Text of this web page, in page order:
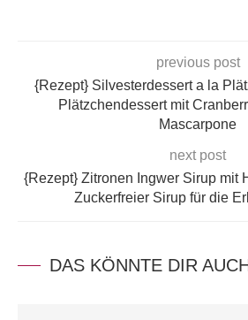
previous post
{Rezept} Silvesterdessert a la
Plätzchendessert mit
Mascarpone
next post
{Rezept} Zitronen Ingwer Sirup mit
Zuckerfreier Sirup für die
DAS KÖNNTE DIR